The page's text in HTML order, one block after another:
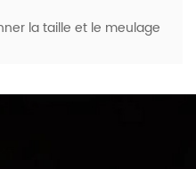
la taille et le meulage